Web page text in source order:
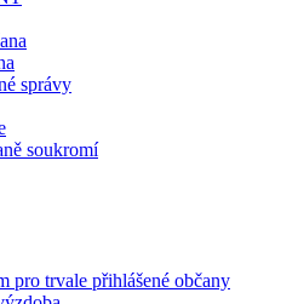
správy
soukromí
pro trvale přihlášené občany